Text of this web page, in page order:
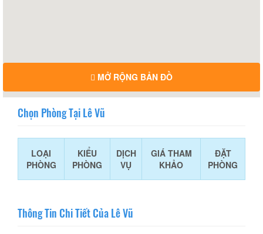
MỞ RỘNG BẢN ĐỒ
Chọn Phòng Tại Lê Vũ
LOẠI
PHÒNG
KIỂU
PHÒNG
DỊCH
VỤ
GIÁ THAM
KHẢO
ĐẶT
PHÒNG
Thông Tin Chi Tiết Của Lê Vũ